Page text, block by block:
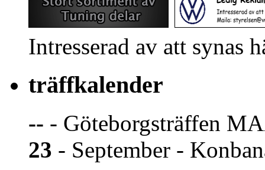
Intresserad av att synas
träffkalender
-- - Göteborgsträffen
23 - September -